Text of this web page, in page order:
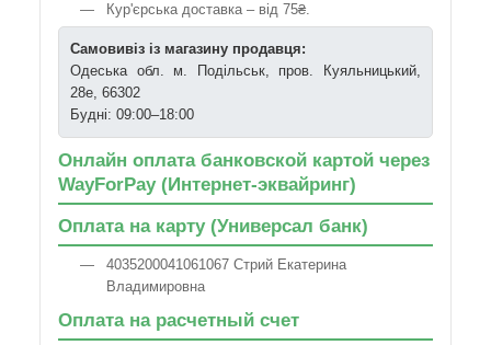
Кур'єрська доставка – від 75₴.
Самовивіз із магазину продавця:
Одеська обл. м. Подільськ, пров. Куяльницький,
28е, 66302
Будні: 09:00–18:00
Онлайн оплата банковской картой через
WayForPay (Интернет-эквайринг)
Оплата на карту (Универсал банк)
4035200041061067 Стрий Екатерина
Владимировна
Оплата на расчетный счет